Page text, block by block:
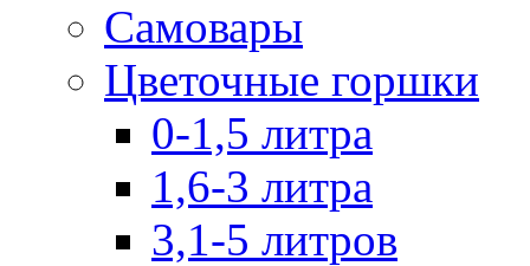
Самовары
Цветочные горшки
0-1,5 литра
1,6-3 литра
3,1-5 литров